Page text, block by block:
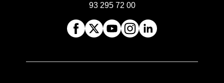
93 295 72 00